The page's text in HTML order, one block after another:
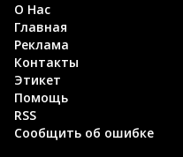
О Нас
Главная
Реклама
Контакты
Этикет
Помощь
RSS
Сообщить об ошибке